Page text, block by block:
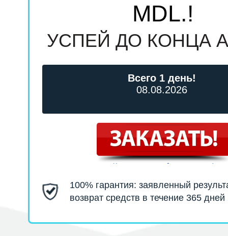
MDL.!
УСПЕЙ ДО КОНЦА
Всего 1 день!
08.08.2026
100% гарантия: заявленный
возврат средств в течение 365 дней